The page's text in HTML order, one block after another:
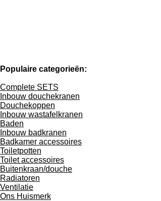
Populaire categorieën:
Complete SETS
Inbouw douchekranen
Douchekoppen
Inbouw wastafelkranen
Baden
Inbouw badkranen
Badkamer accessoires
Toiletpotten
Toilet accessoires
Buitenkraan/douche
Radiatoren
Ventilatie
Ons Huismerk